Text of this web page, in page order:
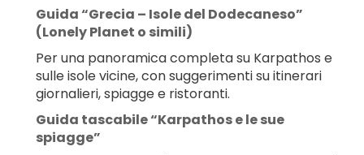
Guida “Grecia – Isole del Dodecaneso”
(Lonely Planet o simili)
Per una panoramica completa su Karpathos e
sulle isole vicine, con suggerimenti su itinerari
giornalieri, spiagge e ristoranti.
Guida tascabile “Karpathos e le sue
spiagge”